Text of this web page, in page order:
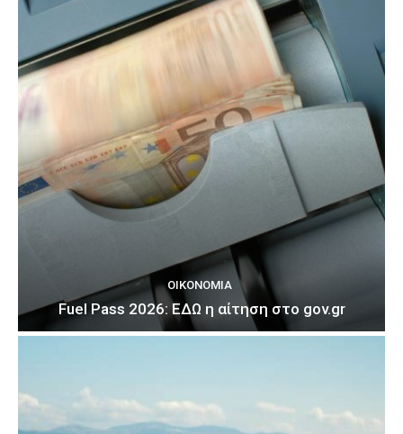
ΟΙΚΟΝΟΜΊΑ
Fuel Pass 2026: ΕΔΩ η αίτηση στο gov.gr